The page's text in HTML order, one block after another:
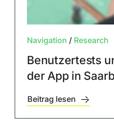
Navigation / Research
Benutzertests
der App in
Beitrag lesen